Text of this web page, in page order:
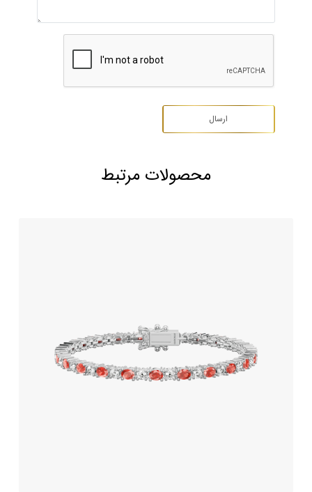
محصولات مرتبط
1,139,150,000 تومان